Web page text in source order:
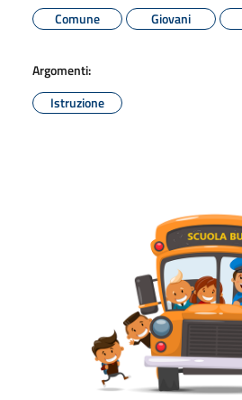
Comune
Giovani
Argomenti:
Istruzione